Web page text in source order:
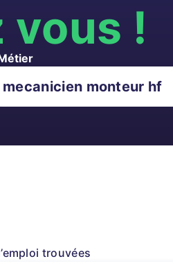
vous !
trouvées